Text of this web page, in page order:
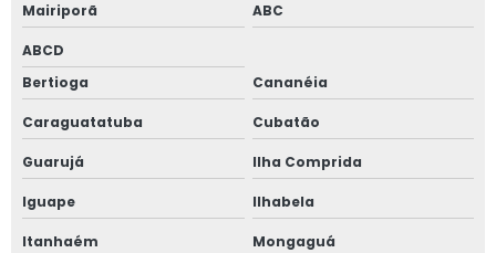
Janela vidro multilaminado
Janela vidro multilaminado em são paulo
Janela vidro multilaminado em sp
Janela vidro quádruplo
Janela vidro triplo
Mairiporã ABC
ABCD
Bertioga
Cananéia
Caraguatatuba Cubatão
Guarujá Ilha Comprida
Iguape Ilhabela
Itanhaém Mongaguá